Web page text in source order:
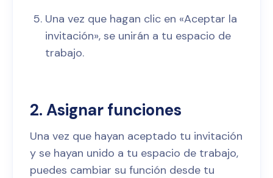
Una vez que hagan clic en «Aceptar la
invitación», se unirán a tu espacio de
trabajo.
2. Asignar funciones
Una vez que hayan aceptado tu invitación
y se hayan unido a tu espacio de trabajo,
puedes cambiar su función desde tu